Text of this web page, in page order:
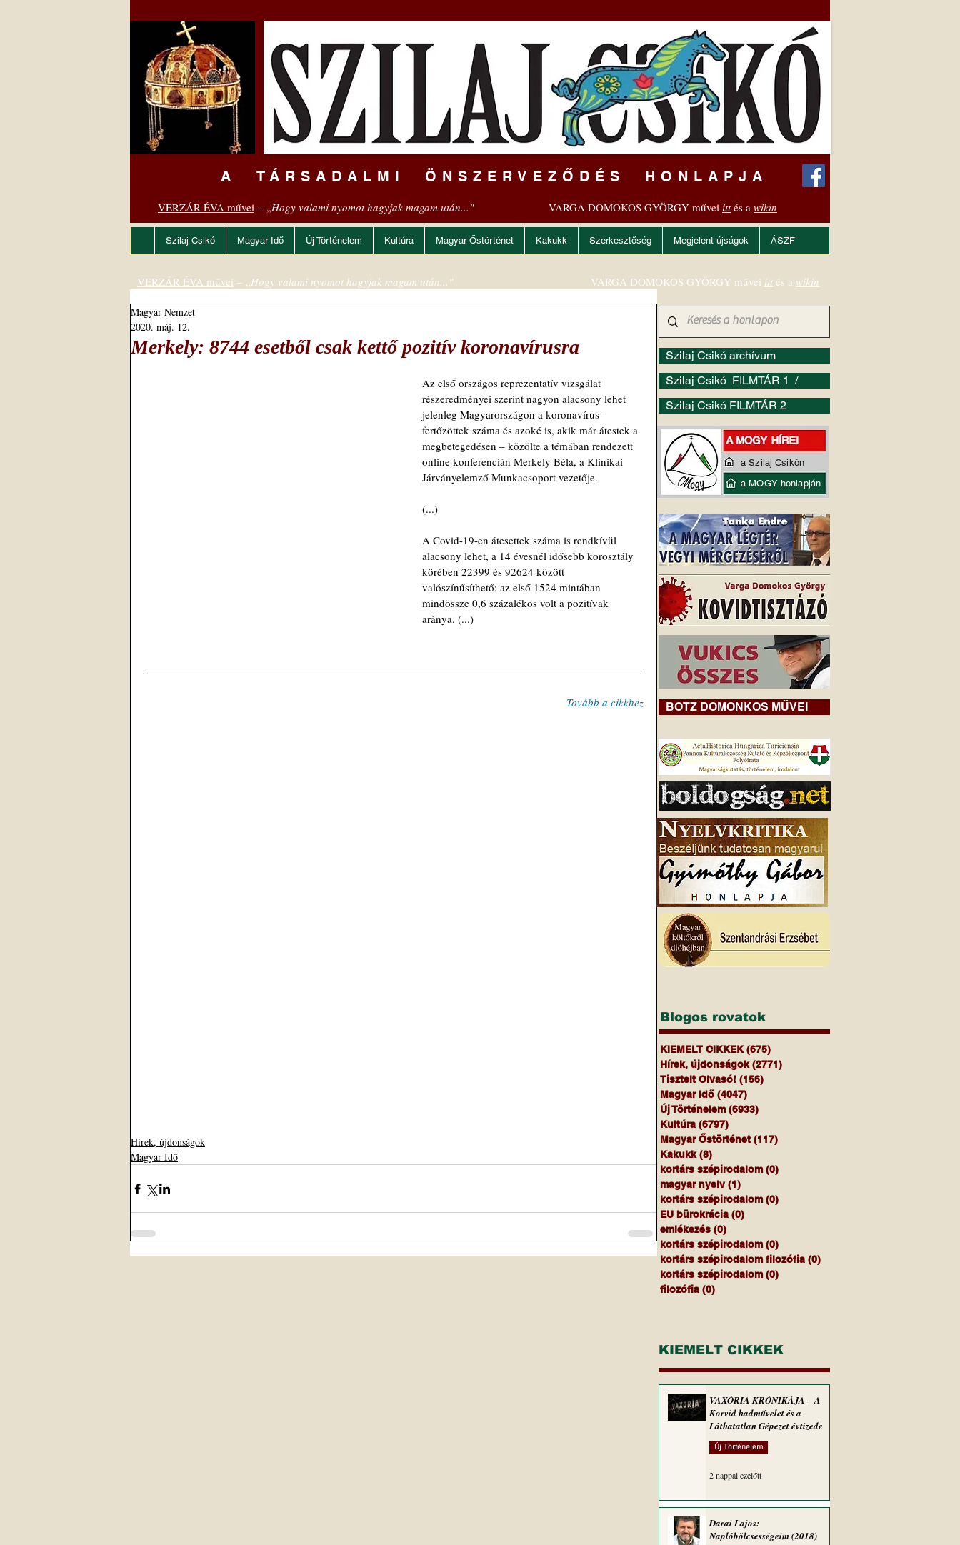
A TÁRSADALMI ÖNSZERVEZŐDÉS HONLAPJA
VERZÁR ÉVA művei – „Hogy valami nyomot hagyjak magam után..." VARGA DOMOKOS GYÖRGY művei ittés a wikin
Szilaj Csikó Magyar Idő Új Történelem Kultúra Magyar Őstörténet Kakukk Szerkesztőség Megjelent újságok ÁSZF
Merkely: 8744 esetből csak kettő pozitív koronavírusra
Magyar Nemzet
2020. máj. 12.
Az első országos reprezentatív vizsgálat
részeredményei szerint nagyon alacsony lehet
jelenleg Magyarországon a koronavírus-
fertőzöttek száma és azoké is, akik már átestek a
megbetegedésen – közölte a témában rendezett
online konferencián Merkely Béla, a Klinikai
Járványelemző Munkacsoport vezetője.
(...)
A Covid-19-en átesettek száma is rendkívül
alacsony lehet, a 14 évesnél idősebb korosztály
körében 22399 és 92624 között
valószínűsíthető: az első 1524 mintában
mindössze 0,6 százalékos volt a pozitívak
aránya. (...)
Tovább a cikkhez
Hírek, újdonságok
Magyar Idő
Szilaj Csikó archívum
Szilaj Csikó FILMTÁR 1 /
Szilaj Csikó FILMTÁR 2
VERZÁR ÉVA művei – „Hogy valami nyomot hagyjak magam után..." VARGA DOMOKOS GYÖRGY művei itt és a wikin
BOTZ DOMONKOS MŰVEI
Blogos rovatok
KIEMELT CIKKEK (675)
Hírek, újdonságok (2771)
Tisztelt Olvasó! (156)
Magyar Idő (4047)
Új Történelem (6933)
Kultúra (6797)
Magyar Őstörténet (117)
Kakukk (8)
kortárs szépirodalom (0)
magyar nyelv (1)
kortárs szépirodalom (0)
EU bürokrácia (0)
emlékezés (0)
kortárs szépirodalom (0)
kortárs szépirodalom filozófia (0)
kortárs szépirodalom (0)
filozófia (0)
KIEMELT CIKKEK
VAXÓRIA KRÓNIKÁJA ‒ A
Korvid hadművelet és a
Láthatatlan Gépezet évtizede
Új Történelem
2 nappal ezelőtt
Darai Lajos:
Naplóbölcsességeim (2018)
a Szilaj Csikón
a MOGY honlapján